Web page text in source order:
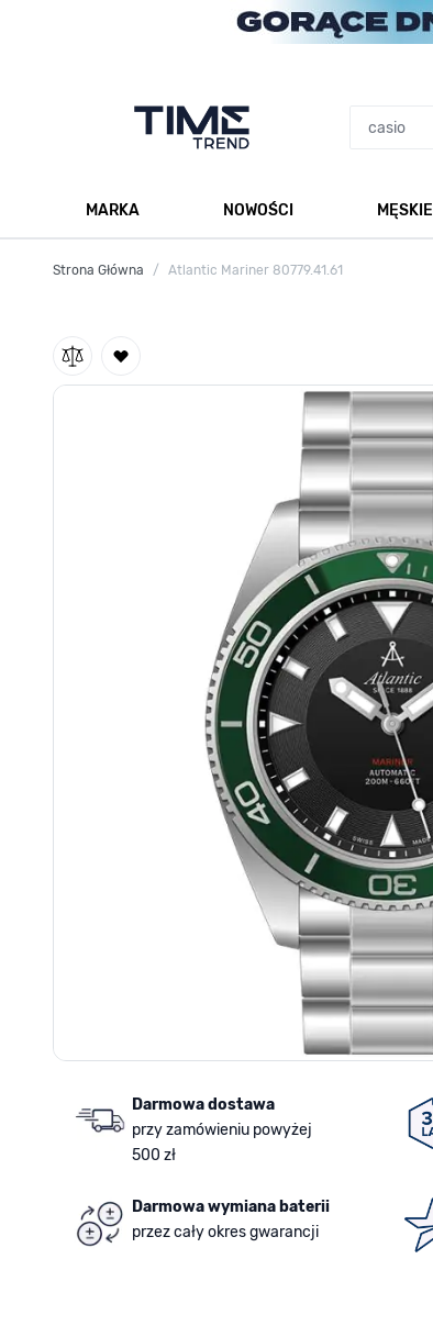
MARKA
NOWOŚCI
MĘSKIE
Strona Główna / Atlantic Mariner 80779.41.61
Darmowa dostawa
przy zamówieniu powyżej
500 zł
Darmowa wymiana baterii
przez cały okres gwarancji